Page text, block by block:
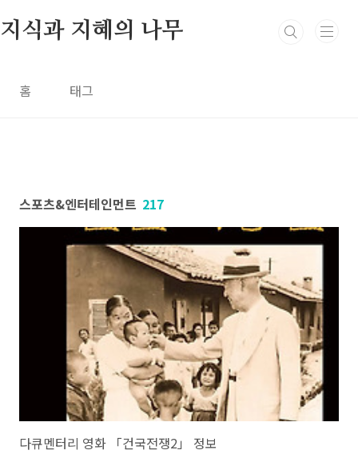
지식과 지혜의 나무
홈 태그
스포츠&엔터테인먼트 217
다큐멘터리 영화 「건국전쟁2」 정보